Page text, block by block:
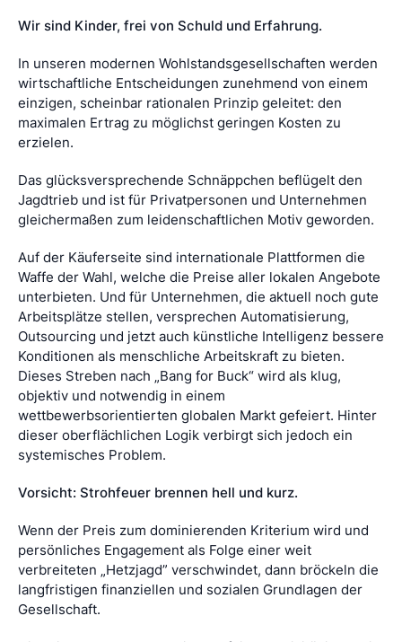
Wir sind Kinder, frei von Schuld und Erfahrung.
In unseren modernen Wohlstandsgesellschaften werden
wirtschaftliche Entscheidungen zunehmend von einem
einzigen, scheinbar rationalen Prinzip geleitet: den
maximalen Ertrag zu möglichst geringen Kosten zu
erzielen.
Das glücksversprechende Schnäppchen beflügelt den
Jagdtrieb und ist für Privatpersonen und Unternehmen
gleichermaßen zum leidenschaftlichen Motiv geworden.
Auf der Käuferseite sind internationale Plattformen die
Waffe der Wahl, welche die Preise aller lokalen Angebote
unterbieten. Und für Unternehmen, die aktuell noch gute
Arbeitsplätze stellen, versprechen Automatisierung,
Outsourcing und jetzt auch künstliche Intelligenz bessere
Konditionen als menschliche Arbeitskraft zu bieten.
Dieses Streben nach „Bang for Buck“ wird als klug,
objektiv und notwendig in einem
wettbewerbsorientierten globalen Markt gefeiert. Hinter
dieser oberflächlichen Logik verbirgt sich jedoch ein
systemisches Problem.
Vorsicht: Strohfeuer brennen hell und kurz.
Wenn der Preis zum dominierenden Kriterium wird und
persönliches Engagement als Folge einer weit
verbreiteten „Hetzjagd” verschwindet, dann bröckeln die
langfristigen finanziellen und sozialen Grundlagen der
Gesellschaft.